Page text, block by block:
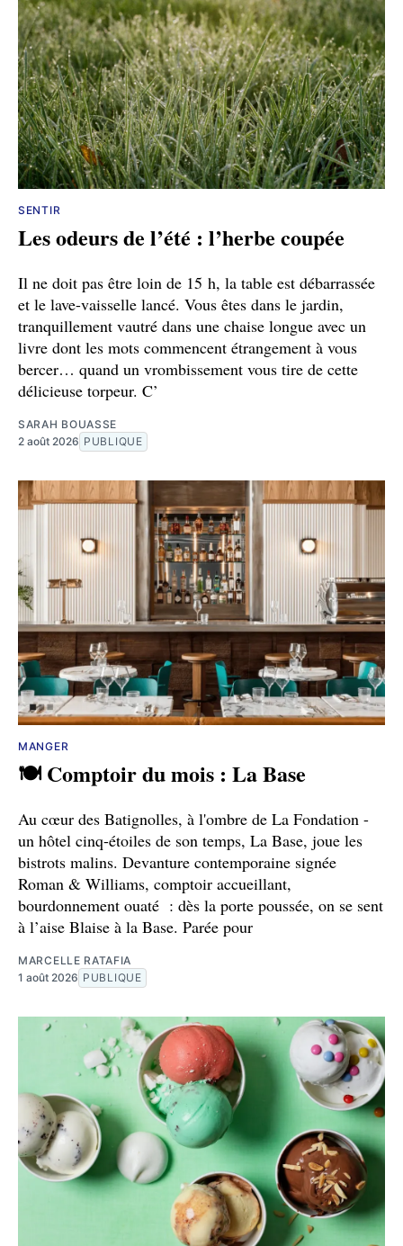
SENTIR
Les odeurs de l’été : l’herbe coupée
Il ne doit pas être loin de 15 h, la table est débarrassée
et le lave-vaisselle lancé. Vous êtes dans le jardin,
tranquillement vautré dans une chaise longue avec un
livre dont les mots commencent étrangement à vous
bercer… quand un vrombissement vous tire de cette
délicieuse torpeur. C’
SARAH BOUASSE
2 août 2026 PUBLIQUE
MANGER
🍽️ Comptoir du mois : La Base
Au cœur des Batignolles, à l'ombre de La Fondation -
un hôtel cinq-étoiles de son temps, La Base, joue les
bistrots malins. Devanture contemporaine signée
Roman & Williams, comptoir accueillant,
bourdonnement ouaté : dès la porte poussée, on se sent
à l’aise Blaise à la Base. Parée pour
MARCELLE RATAFIA
1 août 2026 PUBLIQUE